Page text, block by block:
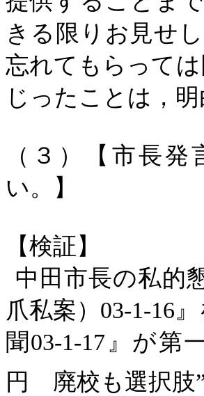
きる限りお見せ
忘れてもらって
じったことは，
（３）【市長
い。】
【検証】
中田市長の私的
爪私案） 03-1-16
聞03-1-17』が
円 廃校も選択肢